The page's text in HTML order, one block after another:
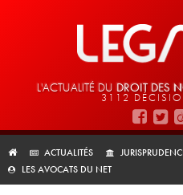
L'ACTUALITÉ DU DROIT DES
3112
ACTUALITÉS
LES AVOCATS DU NET